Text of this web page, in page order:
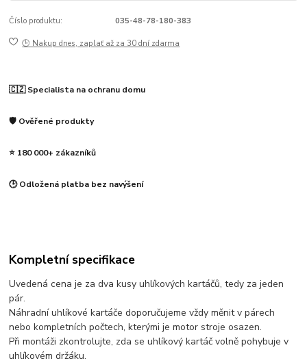
Číslo produktu: 035-48-78-180-383
🕒 Nakup dnes, zaplať až za 30 dní zdarma
🇨🇿 Specialista na ochranu domu
🛡️ Ověřené produkty
⭐ 180 000+ zákazníků
🕒 Odložená platba bez navýšení
Kompletní specifikace
Uvedená cena je za dva kusy uhlíkových kartáčů, tedy za jeden
pár.
Náhradní uhlíkové kartáče doporučujeme vždy měnit v párech
nebo kompletních počtech, kterými je motor stroje osazen.
Při montáži zkontrolujte, zda se uhlíkový kartáč volně pohybuje v
uhlíkovém držáku.